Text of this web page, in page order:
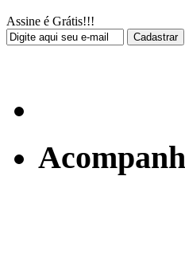
Assine é Grátis!!!